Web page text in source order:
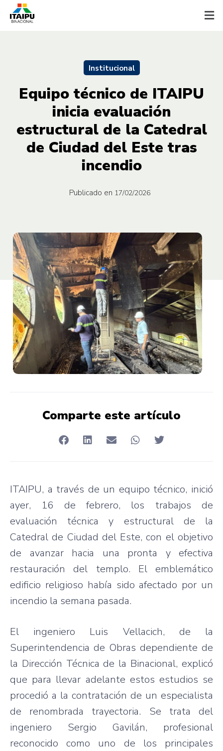
Institucional
Equipo técnico de ITAIPU
inicia evaluación
estructural de la Catedral
de Ciudad del Este tras
incendio
Publicado en 17/02/2026
Comparte este artículo
ITAIPU, a través de un equipo técnico, inició
ayer, 16 de febrero, los trabajos de
evaluación técnica y estructural de la
Catedral de Ciudad del Este, con el objetivo
de avanzar hacia una pronta y efectiva
restauración del templo. El emblemático
edificio religioso había sido afectado por un
incendio la semana pasada.
El ingeniero Luis Vellacich, de la
Superintendencia de Obras dependiente de
la Dirección Técnica de la Binacional, explicó
que para llevar adelante estos estudios se
procedió a la contratación de un especialista
de renombrada trayectoria. Se trata del
ingeniero Sergio Gavilán, profesional
reconocido como uno de los principales